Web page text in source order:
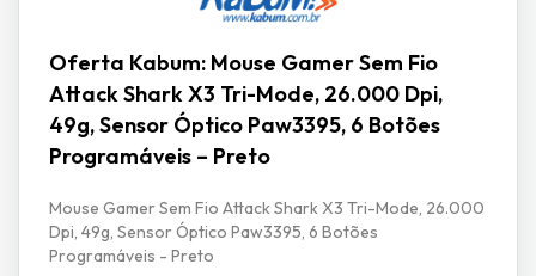
Oferta Kabum: Mouse Gamer Sem Fio
Attack Shark X3 Tri-Mode, 26.000 Dpi,
49g, Sensor Óptico Paw3395, 6 Botões
Programáveis – Preto
Mouse Gamer Sem Fio Attack Shark X3 Tri-Mode, 26.000
Dpi, 49g, Sensor Óptico Paw3395, 6 Botões
Programáveis - Preto